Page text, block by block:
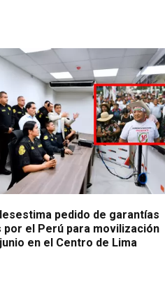
restringe tránsito vehicular
pedido de garantías
por el Perú para movilización
en el Centro de Lima